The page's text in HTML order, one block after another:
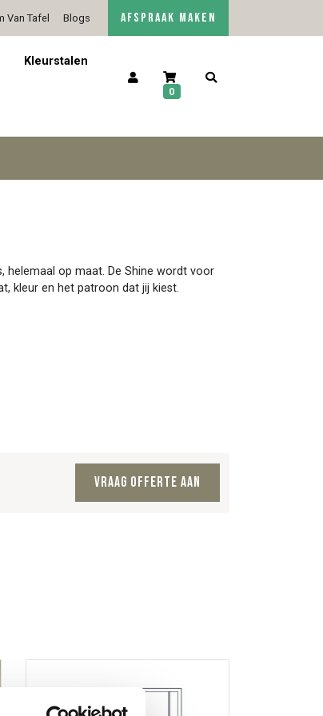
5/5 op Google Reviews
Van Tafel Blogs
Contact
AFSPRAAK MAKEN
Kleurstalen
0
helemaal op maat. De Shine wordt voor
kleur en het patroon dat jij kiest.
Vraag offerte aan